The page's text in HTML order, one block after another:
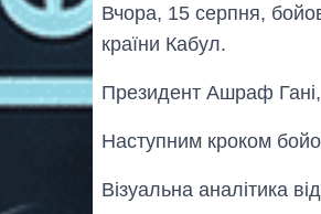
Вчора, 15 серпня,
країни Кабул.
Президент Ашраф Гані,
Наступним кроком
Візуальна аналітика